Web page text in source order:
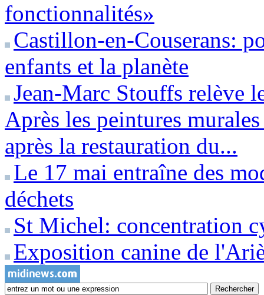
fonctionnalités»
Castillon-en-Couserans:
enfants et la planète
Jean-Marc Stouffs relève
Après les peintures
après la restauration du...
Le 17 mai entraîne des
déchets
St Michel: concentration
Exposition canine de